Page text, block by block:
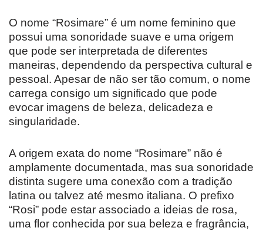
O nome “Rosimare” é um nome feminino que
possui uma sonoridade suave e uma origem
que pode ser interpretada de diferentes
maneiras, dependendo da perspectiva cultural e
pessoal. Apesar de não ser tão comum, o nome
carrega consigo um significado que pode
evocar imagens de beleza, delicadeza e
singularidade.
A origem exata do nome “Rosimare” não é
amplamente documentada, mas sua sonoridade
distinta sugere uma conexão com a tradição
latina ou talvez até mesmo italiana. O prefixo
“Rosi” pode estar associado a ideias de rosa,
uma flor conhecida por sua beleza e fragrância,